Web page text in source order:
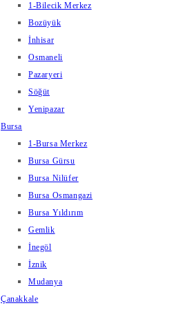
1-Bilecik Merkez
Bozüyük
İnhisar
Osmaneli
Pazaryeri
Söğüt
Yenipazar
Bursa
1-Bursa Merkez
Bursa Gürsu
Bursa Nilüfer
Bursa Osmangazi
Bursa Yıldırım
Gemlik
İnegöl
İznik
Mudanya
Çanakkale